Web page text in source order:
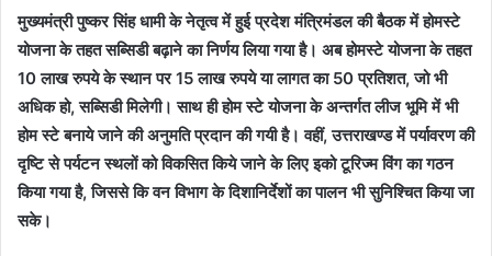
मुख्यमंत्री पुष्कर सिंह धामी के नेतृत्व में हुई प्रदेश मंत्रिमंडल की बैठक में होमस्टे
योजना के तहत सब्सिडी बढ़ाने का निर्णय लिया गया है। अब होमस्टे योजना के तहत
10 लाख रुपये के स्थान पर 15 लाख रुपये या लागत का 50 प्रतिशत, जो भी
अधिक हो, सब्सिडी मिलेगी। साथ ही होम स्टे योजना के अन्तर्गत लीज भूमि में भी
होम स्टे बनाये जाने की अनुमति प्रदान की गयी है। वहीं, उत्तराखण्ड में पर्यावरण की
दृष्टि से पर्यटन स्थलों को विकसित किये जाने के लिए इको टूरिज्म विंग का गठन
किया गया है, जिससे कि वन विभाग के दिशानिर्देशों का पालन भी सुनिश्चित किया जा
सके।